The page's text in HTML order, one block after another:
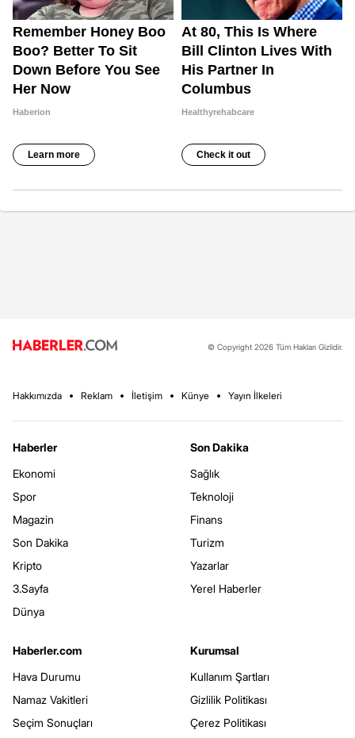
© Copyright 2026 Tüm Hakları Gizlidir.
Hakkımızda Reklam İletişim Künye Yayın İlkeleri
Haberler
Ekonomi
Spor
Magazin
Son Dakika
Kripto
3.Sayfa
Dünya
Son Dakika
Sağlık
Teknoloji
Finans
Turizm
Yazarlar
Yerel Haberler
Haberler.com
Hava Durumu
Namaz Vakitleri
Seçim Sonuçları
Kurumsal
Kullanım Şartları
Gizlilik Politikası
Çerez Politikası